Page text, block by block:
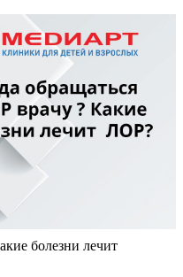
болезни лечит